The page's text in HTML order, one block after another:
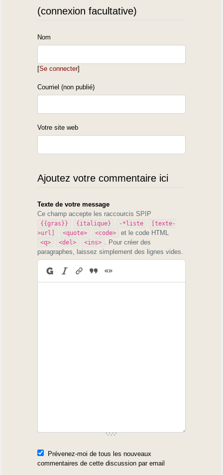
(connexion facultative)
Nom
[Se connecter]
Courriel (non publié)
Votre site web
Ajoutez votre commentaire ici
Texte de votre message
Ce champ accepte les raccourcis SPIP
{{gras}} {italique} -*liste
[texte-
>url]
<quote> <code> et le code HTML
<q> <del> <ins>
. Pour créer des
paragraphes, laissez simplement des lignes vides.
Prévenez-moi de tous les nouveaux
commentaires de cette discussion par email